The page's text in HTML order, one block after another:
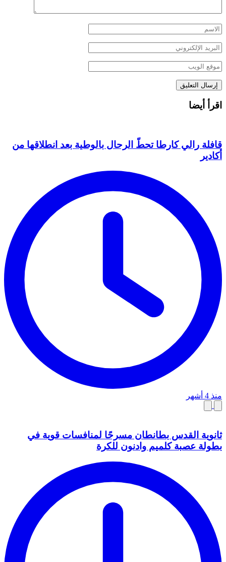
اقرأ أيضا
قافلة رالي كارطا تحطّ الرحال بالوطية بعد انطلاقها من
أكادير
منذ 4 أشهر
ثانوية القدس بطانطان مسرحًا لمنافسات قوية في
بطولة عصبة كلميم وادنون للكرة